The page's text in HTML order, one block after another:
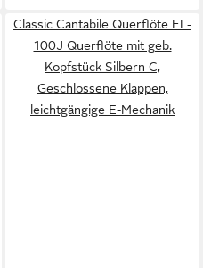
Classic Cantabile Querflöte FL-
100J Querflöte mit geb.
Kopfstück Silbern C,
Geschlossene Klappen,
leichtgängige E-Mechanik